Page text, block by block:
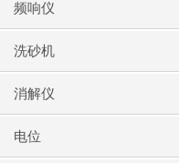
频响仪
洗砂机
消解仪
电位